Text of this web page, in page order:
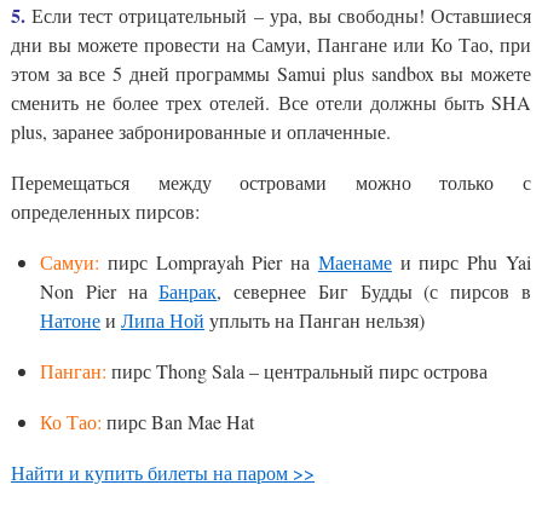
5. Если тест отрицательный – ура, вы свободны! Оставшиеся
дни вы можете провести на Самуи, Пангане или Ко Тао, при
этом за все 5 дней программы Samui plus sandbox вы можете
сменить не более трех отелей. Все отели должны быть SHA
plus, заранее забронированные и оплаченные.
Перемещаться между островами можно только с
определенных пирсов:
Самуи: пирс Lomprayah Pier на Маенамеи пирс Phu Yai
Non Pier наБанрак, севернее Биг Будды (с пирсов в
Натонеи Липа Ной уплыть на Панган нельзя)
Панган: пирс Thong Sala – центральный пирс острова
Ко Тао: пирс Ban Mae Hat
Найти и купить билеты на паром >>